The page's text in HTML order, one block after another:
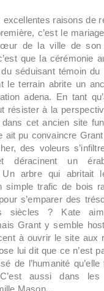
excellentes raisons de
c’est le
de la ville de son
que la cérémonie
séduisant témoin du
le terrain abrite un
adena. En tant
résister à la
cet ancien site
ait pu convaincre
des voleurs
déracinent un
Un arbre qui abritait
simple trafic de bois
s’emparer des
siècles ? Kate
Grant y semble
à ouvrir le site aux
lui dit que ce n’est
de l’humanité
aussi dans
Mason...